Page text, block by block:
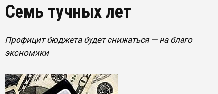
Семь тучных лет
Профицит бюджета будет снижаться — на благо
экономики